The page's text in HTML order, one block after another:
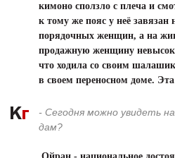
кимоно сползло с плеча и
к тому же пояс у неё завязан
порядочных женщин, а на
продажную женщину
что ходила со своим
в своем переносном доме.
- Сегодня можно увидеть
дам?